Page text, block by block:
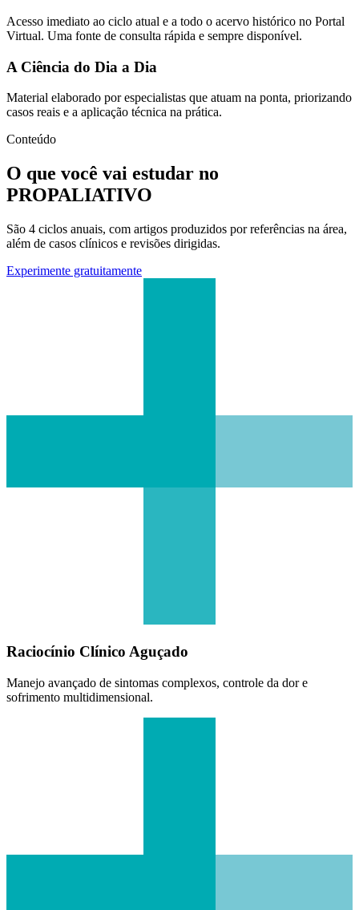
Acesso imediato ao ciclo atual e a todo o acervo histórico no Portal
Virtual. Uma fonte de consulta rápida e sempre disponível.
A Ciência do Dia a Dia
Material elaborado por especialistas que atuam na ponta, priorizando
casos reais e a aplicação técnica na prática.
Conteúdo
O que você vai estudar no
PROPALIATIVO
São 4 ciclos anuais, com artigos produzidos por referências na área,
além de casos clínicos e revisões dirigidas.
Experimente gratuitamente
Raciocínio Clínico Aguçado
Manejo avançado de sintomas complexos, controle da dor e
sofrimento multidimensional.